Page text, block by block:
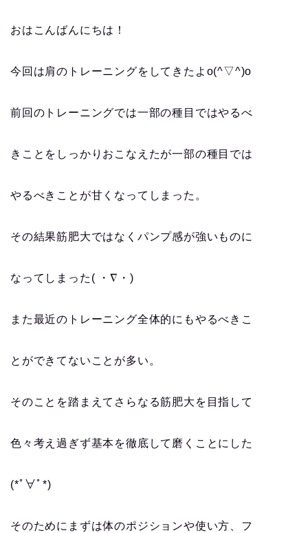
おはこんばんにちは！
今回は肩のトレーニングをしてきたよo(^▽^)o
前回のトレーニングでは一部の種目ではやるべ
きことをしっかりおこなえたが一部の種目では
やるべきことが甘くなってしまった。
その結果筋肥大ではなくパンプ感が強いものに
なってしまった( ・∇・)
また最近のトレーニング全体的にもやるべきこ
とができてないことが多い。
そのことを踏まえてさらなる筋肥大を目指して
色々考え過ぎず基本を徹底して磨くことにした
(*ﾟ∀ﾟ*)
そのためにまずは体のポジションや使い方、フ